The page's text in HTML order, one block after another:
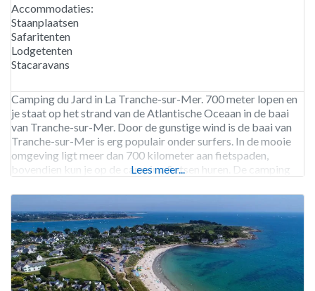
Accommodaties:
Staanplaatsen
Safaritenten
Lodgetenten
Stacaravans
Camping du Jard in La Tranche-sur-Mer. 700 meter lopen en
je staat op het strand van de Atlantische Oceaan in de baai
van Tranche-sur-Mer. Door de gunstige wind is de baai van
Tranche-sur-Mer is erg populair onder surfers. In de mooie
omgeving ligt meer dan 700 kilometer aan fietspaden,
bovendien kun je op de camping fietsen huren. De camping
Lees meer...